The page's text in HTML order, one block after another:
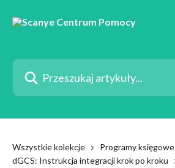
Przeszukaj artykuły...
Wszystkie kolekcje Programy księgowe
dGCS: Instrukcja integracji krok po kroku